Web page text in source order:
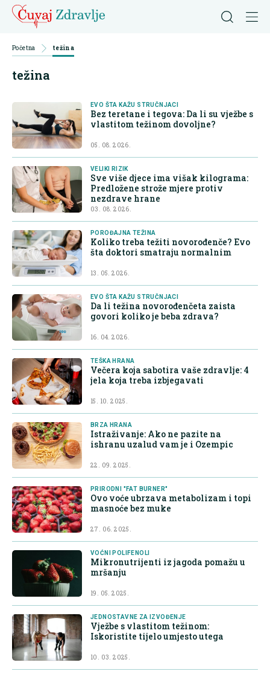
Početna težina
težina
EVO ŠTA KAŽU STRUČNJACI
Bez teretane i tegova: Da li su vježbe s
vlastitom težinom dovoljne?
05. 08. 2026.
VELIKI RIZIK
Sve više djece ima višak kilograma:
Predložene strože mjere protiv
nezdrave hrane
03. 08. 2026.
POROĐAJNA TEŽINA
Koliko treba težiti novorođenče? Evo
šta doktori smatraju normalnim
13. 05. 2026.
EVO ŠTA KAŽU STRUČNJACI
Da li težina novorođenčeta zaista
govori koliko je beba zdrava?
16. 04. 2026.
TEŠKA HRANA
Večera koja sabotira vaše zdravlje: 4
jela koja treba izbjegavati
15. 10. 2025.
BRZA HRANA
Istraživanje: Ako ne pazite na
ishranu uzalud vam je i Ozempic
22. 09. 2025.
PRIRODNI "FAT BURNER"
Ovo voće ubrzava metabolizam i topi
masnoće bez muke
27. 06. 2025.
VOĆNI POLIFENOLI
Mikronutrijenti iz jagoda pomažu u
mršanju
19. 05. 2025.
JEDNOSTAVNE ZA IZVOĐENJE
Vježbe s vlastitom težinom:
Iskoristite tijelo umjesto utega
10. 03. 2025.